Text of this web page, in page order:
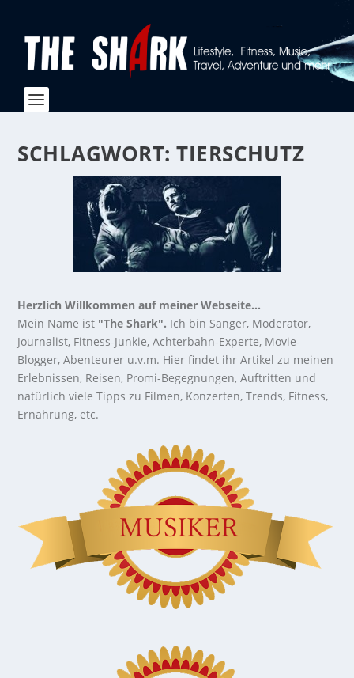
SCHLAGWORT:TIERSCHUTZ
Herzlich Willkommen auf meiner Webseite...
Mein Name ist "The Shark". Ich bin Sänger, Moderator,
Journalist, Fitness-Junkie, Achterbahn-Experte, Movie-
Blogger, Abenteurer u.v.m. Hier findet ihr Artikel zu meinen
Erlebnissen, Reisen, Promi-Begegnungen, Auftritten und
natürlich viele Tipps zu Filmen, Konzerten, Trends, Fitness,
Ernährung, etc.